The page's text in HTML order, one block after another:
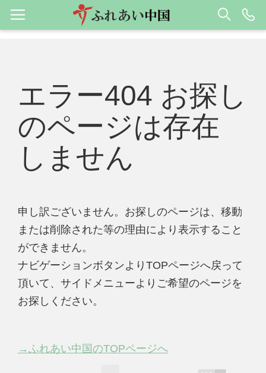
エラー404 お探し
のページは存在
しません
申し訳ございません。お探しのページは、移動
または削除された等の理由により表示すること
ができません。
ナビゲーションボタンよりTOPページへ戻って
頂いて、サイドメニューよりご希望のページを
お探しください。
→ふれあい中国のTOPページへ